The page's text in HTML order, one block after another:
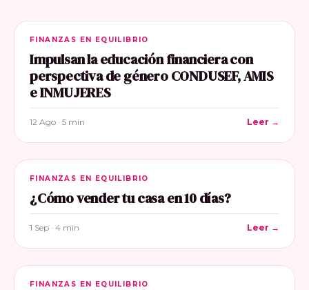
FINANZAS EN EQUILIBRIO
Impulsan la educación financiera con
perspectiva de género CONDUSEF, AMIS
e INMUJERES
12 Ago · 5 min Leer →
FINANZAS EN EQUILIBRIO
¿Cómo vender tu casa en 10 días?
1 Sep · 4 min Leer →
FINANZAS EN EQUILIBRIO